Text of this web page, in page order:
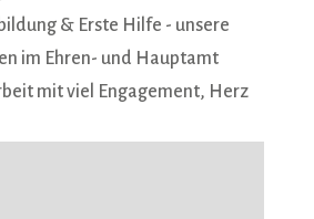
& Erste Hilfe - unsere
im Ehren- und Hauptamt
mit viel Engagement, Herz